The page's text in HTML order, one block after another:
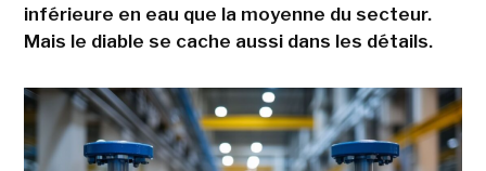
inférieure en eau que la moyenne du secteur.
Mais le diable se cache aussi dans les détails.